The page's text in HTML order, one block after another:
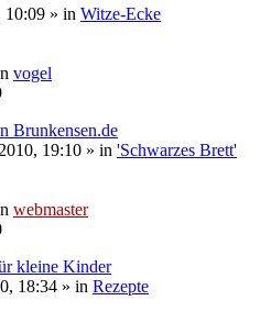
10:09 » in Witze-Ecke
vogel
Brunkensen.de
19:10 » in 'Schwarzes Brett'
webmaster
kleine Kinder
18:34 » in Rezepte